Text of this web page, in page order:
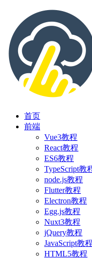
首页
前端
Vue3教程
React教程
ES6教程
TypeScript教
node.js教程
Flutter教程
Electron教程
Egg.js教程
Nuxt3教程
jQuery教程
JavaScript教程
HTML5教程